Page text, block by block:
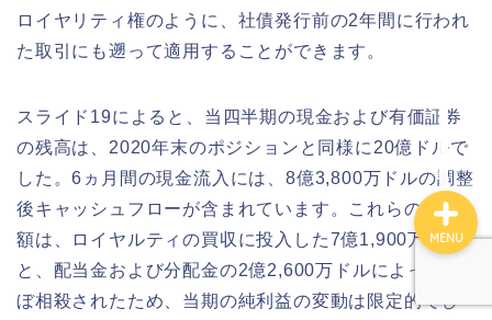
ロイヤリティ権のように、社債発行前の2年間に行われ
た取引にも遡って適用することができます。
スライド19によると、当四半期の現金および有価証券
の残高は、2020年末のポジションと同様に20億ドルで
した。6ヵ月間の現金流入には、8億3,800万ドルの調整
後キャッシュフローが含まれています。これらの流入
額は、ロイヤルティの買収に投入した7億1,900万ドル
と、配当金および分配金の2億2,600万ドルによってほ
ぼ相殺されたため、当期の純利益の変動は限定的でし
MENU
このサイトについて